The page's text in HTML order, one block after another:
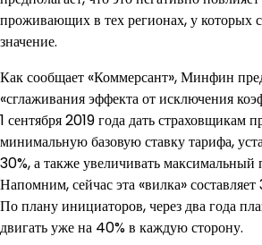
проживающих в тех регионах, у которых
значение.
Как сообщает «Коммерсант», Минфин
«сглаживания эффекта от исключения
1 сентября 2019 года дать страховщикам
минимальную базовую ставку тарифа,
30%, а также увеличивать максимальный
Напомним, сейчас эта «вилка»
По плану инициаторов, через два года
двигать уже на 40% в каждую сторону.